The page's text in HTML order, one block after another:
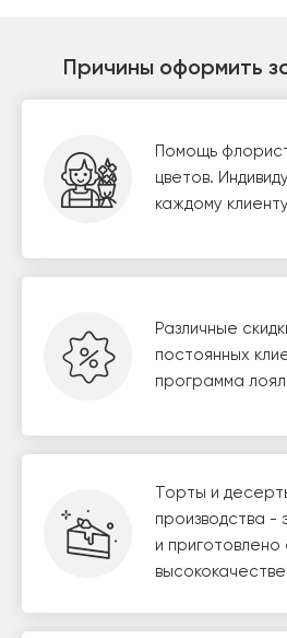
Причины оформить
Помощь
цветов.
каждому клиенту
Различные
постоянных
программа
Торты и
производства -
и приготовлено